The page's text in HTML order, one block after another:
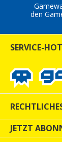
den
SERVICE-
JETZT